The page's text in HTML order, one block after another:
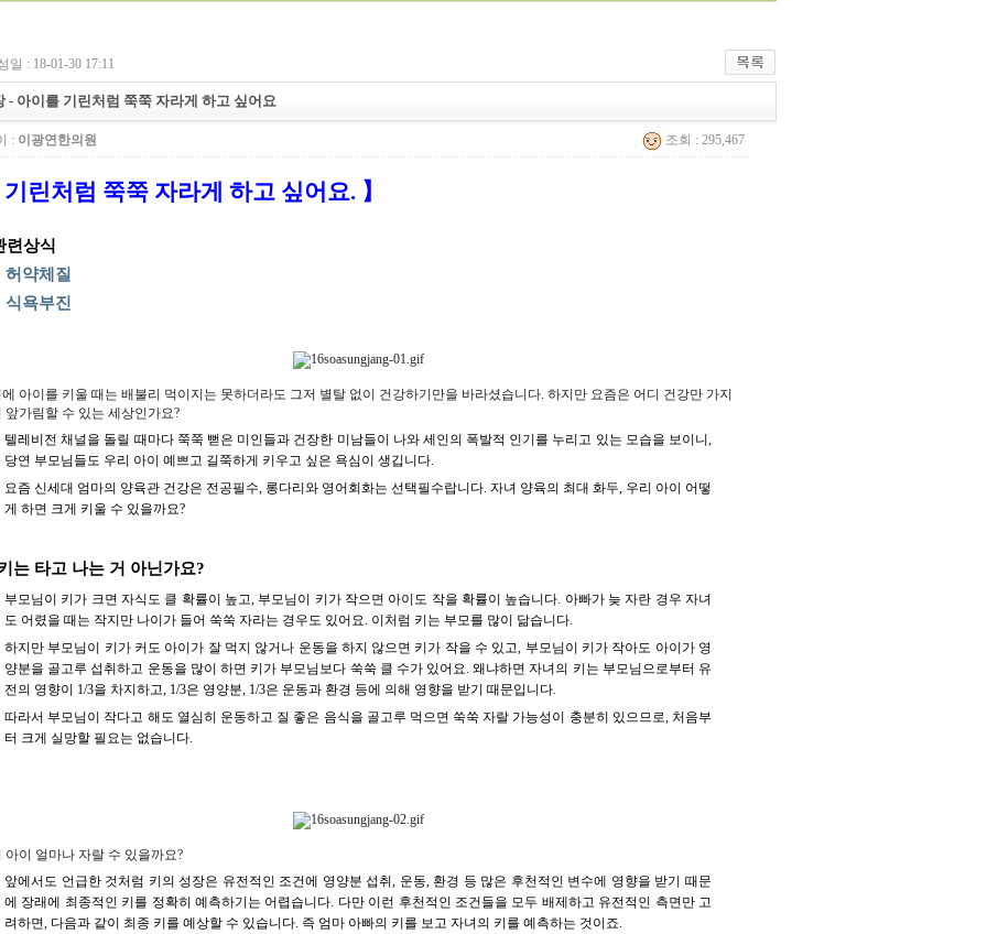
일 : 18-01-30 17:11
- 아이를 기린처럼 쭉쭉 자라게 하고 싶어요
: 이광연한의원 조회 : 295,467
린처럼 쭉쭉 자라게 하고 싶어요. 】
련상식
허약체질
식욕부진
아이를 키울 때는 배불리 먹이지는 못하더라도 그저 별탈 없이 건강하기만을 바라셨습니다. 하지만 요즘은 어디 건강만 가지
앞가림할 수 있는 세상인가요?
텔레비전 채널을 돌릴 때마다 쭉쭉 뻗은 미인들과 건장한 미남들이 나와 세인의 폭발적 인기를 누리고 있는 모습을 보이니,
당연 부모님들도 우리 아이 예쁘고 길쭉하게 키우고 싶은 욕심이 생깁니다.
요즘 신세대 엄마의 양육관 건강은 전공필수, 롱다리와 영어회화는 선택필수랍니다. 자녀 양육의 최대 화두, 우리 아이 어떻
게 하면 크게 키울 수 있을까요?
는 타고 나는 거 아닌가요?
부모님이 키가 크면 자식도 클 확률이 높고, 부모님이 키가 작으면 아이도 작을 확률이 높습니다. 아빠가 늦 자란 경우 자녀
도 어렸을 때는 작지만 나이가 들어 쑥쑥 자라는 경우도 있어요. 이처럼 키는 부모를 많이 닮습니다.
하지만 부모님이 키가 커도 아이가 잘 먹지 않거나 운동을 하지 않으면 키가 작을 수 있고, 부모님이 키가 작아도 아이가 영
양분을 골고루 섭취하고 운동을 많이 하면 키가 부모님보다 쑥쑥 클 수가 있어요. 왜냐하면 자녀의 키는 부모님으로부터 유
전의 영향이 1/3을 차지하고, 1/3은 영양분, 1/3은 운동과 환경 등에 의해 영향을 받기 때문입니다.
따라서 부모님이 작다고 해도 열심히 운동하고 질 좋은 음식을 골고루 먹으면 쑥쑥 자랄 가능성이 충분히 있으므로, 처음부
터 크게 실망할 필요는 없습니다.
아이 얼마나 자랄 수 있을까요?
앞에서도 언급한 것처럼 키의 성장은 유전적인 조건에 영양분 섭취, 운동, 환경 등 많은 후천적인 변수에 영향을 받기 때문
에 장래에 최종적인 키를 정확히 예측하기는 어렵습니다. 다만 이런 후천적인 조건들을 모두 배제하고 유전적인 측면만 고
려하면, 다음과 같이 최종 키를 예상할 수 있습니다. 즉 엄마 아빠의 키를 보고 자녀의 키를 예측하는 것이죠.